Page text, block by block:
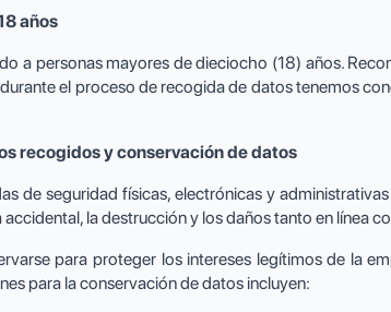
años
a personas mayores de dieciocho (18) años.
el proceso de recogida de datos tenemos
recogidos y conservación de datos
de seguridad físicas, electrónicas y
la destrucción y los daños tanto en línea
para proteger los intereses legítimos de la
para la conservación de datos incluyen: